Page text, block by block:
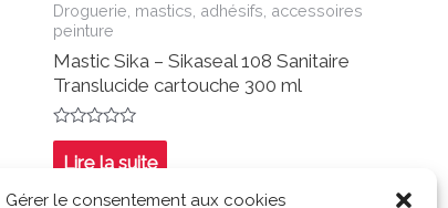
Gérer le consentement aux cookies
Droguerie, mastics, adhésifs, accessoires
peinture
Mastic Sika – Sikaseal 108 Sanitaire
Translucide cartouche 300 ml
Note
sur
Lire la suite